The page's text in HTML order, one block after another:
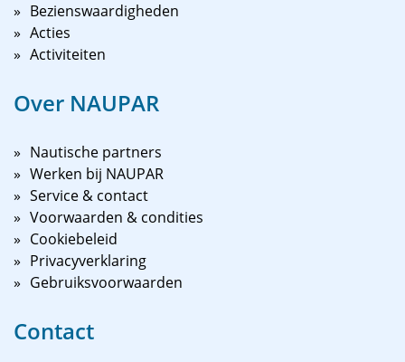
Bezienswaardigheden
Acties
Activiteiten
Over NAUPAR
Nautische partners
Werken bij NAUPAR
Service & contact
Voorwaarden & condities
Cookiebeleid
Privacyverklaring
Gebruiksvoorwaarden
Contact